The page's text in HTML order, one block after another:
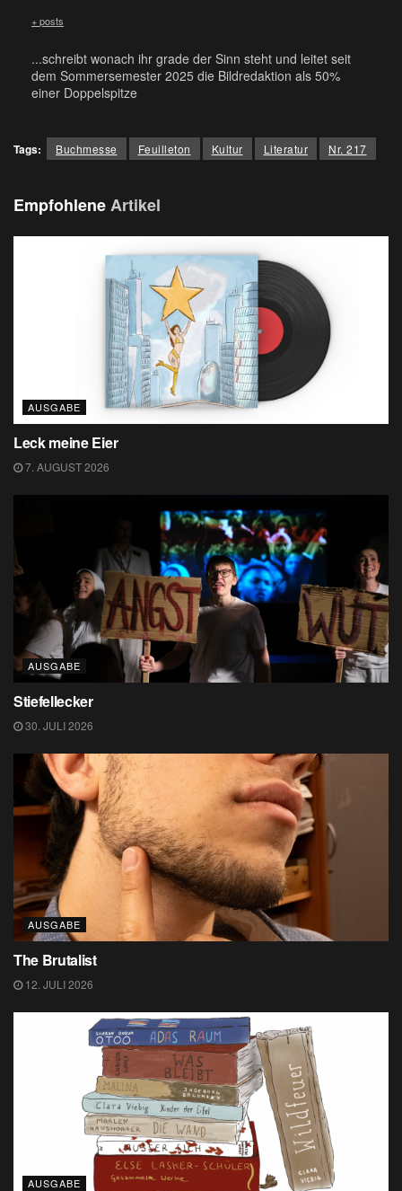
+ posts
...schreibt wonach ihr grade der Sinn steht und leitet seit
dem Sommersemester 2025 die Bildredaktion als 50%
einer Doppelspitze
Tags: Buchmesse Feuilleton Kultur Literatur Nr. 217
EmpfohleneArtikel
AUSGABE
Leck meine Eier
7. AUGUST 2026
AUSGABE
Stiefellecker
30. JULI 2026
AUSGABE
The Brutalist
12. JULI 2026
AUSGABE